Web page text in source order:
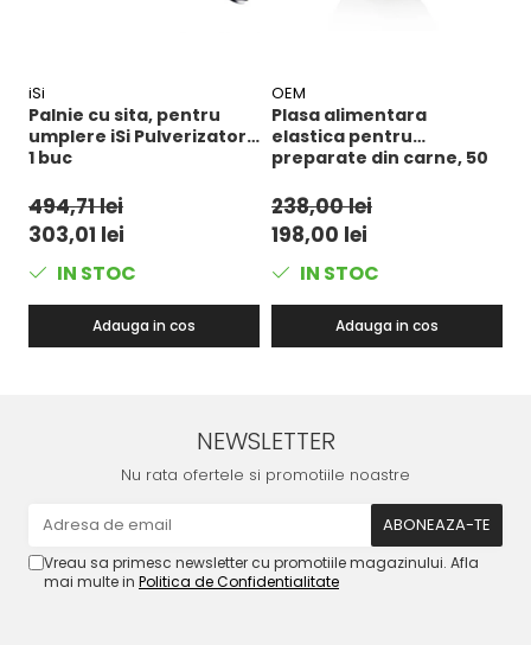
iSi
Palnie cu sita, pentru
umplere iSi Pulverizator,
1 buc
494,71 lei
303,01 lei
IN STOC
Adauga in cos
OEM
Plasa alimentara
elastica pentru
preparate din carne, 50
238,00 lei
198,00 lei
IN STOC
Adauga in cos
NEWSLETTER
Nu rata ofertele si promotiile noastre
Vreau sa primesc newsletter cu promotiile magazinului. Afla
mai multe in Politica de Confidentialitate